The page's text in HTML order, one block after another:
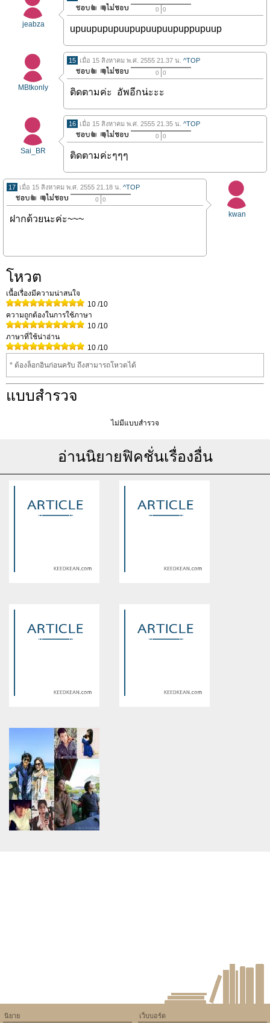
jeabza
0 0
upuupupupuupupuupuupuppupuup
MBtkonly
15 เมื่อ 15 สิงหาคม พ.ศ. 2555 21.37 น. ^TOP
0 0
ติดตามค่ะ อัพอีกน่ะะะ
Sai_BR
16 เมื่อ 15 สิงหาคม พ.ศ. 2555 21.35 น. ^TOP
0 0
ติดตามค่ะๆๆๆ
kwan
17 เมื่อ 15 สิงหาคม พ.ศ. 2555 21.18 น. ^TOP
0 0
ฝากด้วยนะค่ะ~~~
โหวต
เนื้อเรื่องมีความน่าสนใจ
10 /10
ความถูกต้องในการใช้ภาษา
10 /10
ภาษาที่ใช้น่าอ่าน
10 /10
* ต้องล็อกอินก่อนครับ ถึงสามารถโหวดได้
แบบสำรวจ
ไม่มีแบบสำรวจ
อ่านนิยายฟิคชั่นเรื่องอื่น
assumed 'article_topic' (this
will throw an Error in a future
assumed 'article_topic' (this
will throw an Error in a future
Warning: Use of undefined
constant article_topic -
assumed 'article_topic' (this
will throw an Error in a future
version of PHP) in
/home/keedkean/domains/keedkean.com/public_html/include/article/
on line534
ขอรักเธออีกครั้งได้ไหม
เว็บบอร์ด
นิยาย